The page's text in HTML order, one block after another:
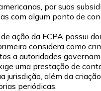
por suas
com algum ponto de
ação da FCPA possui
considera como
a autoridades
uma prestação de
jurisdição, além da
periódicas.